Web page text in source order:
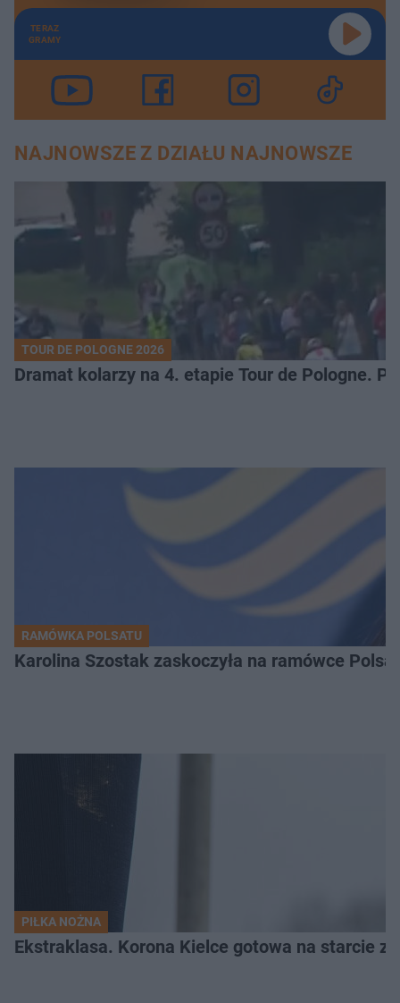
TERAZ
GRAMY
NAJNOWSZE Z DZIAŁU NAJNOWSZE
TOUR DE POLOGNE 2026
Dramat kolarzy na 4. etapie Tour de Pologne.
RAMÓWKA POLSATU
Karolina Szostak zaskoczyła na ramówce
PIŁKA NOŻNA
Ekstraklasa. Korona Kielce gotowa na starcie z